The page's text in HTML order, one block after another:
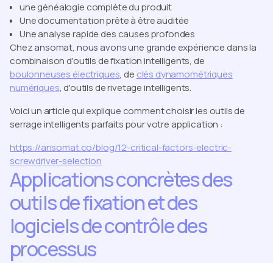
une généalogie complète du produit
Une documentation prête à être auditée
Une analyse rapide des causes profondes
Chez ansomat, nous avons une grande expérience dans la
combinaison d'outils de fixation intelligents, de
boulonneuses électriques, de clés dynamométriques
numériques, d'outils de rivetage intelligents.
Voici un article qui explique comment choisir les outils de
serrage intelligents parfaits pour votre application :
https://ansomat.co/blog/12-critical-factors-electric-
screwdriver-selection
Applications concrètes des
outils de fixation et des
logiciels de contrôle des
processus